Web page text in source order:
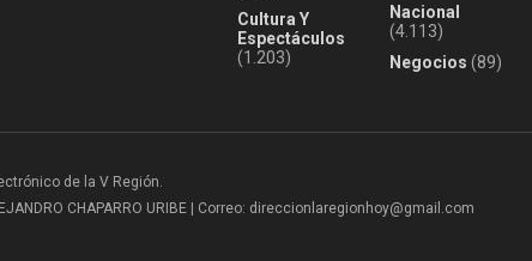
Cultura Y
Espectáculos
(1.203)
Nacional
(4.113)
Negocios (89)
de la V Región.
CHAPARRO URIBE | Correo: direccionlaregionhoy@gmail.com